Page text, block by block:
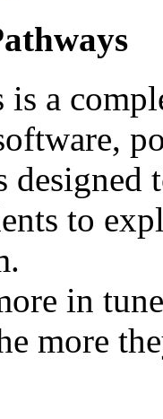
is a
designed
to
in
more